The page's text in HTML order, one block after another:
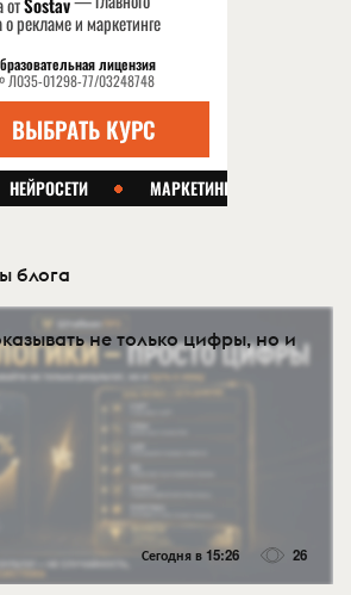
блога
не только цифры, но и
Сегодня в 15:26 26